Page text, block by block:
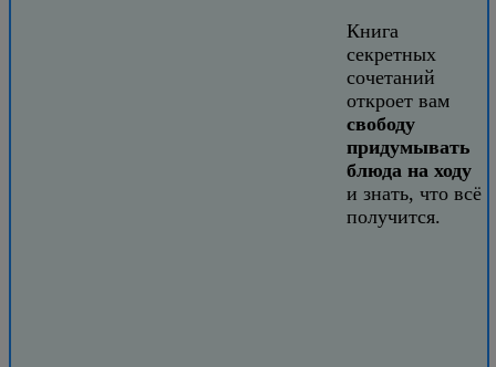
Книга
секретных
сочетаний
откроет вам
свободу
придумывать
блюда на ходу
и знать, что всё
получится.